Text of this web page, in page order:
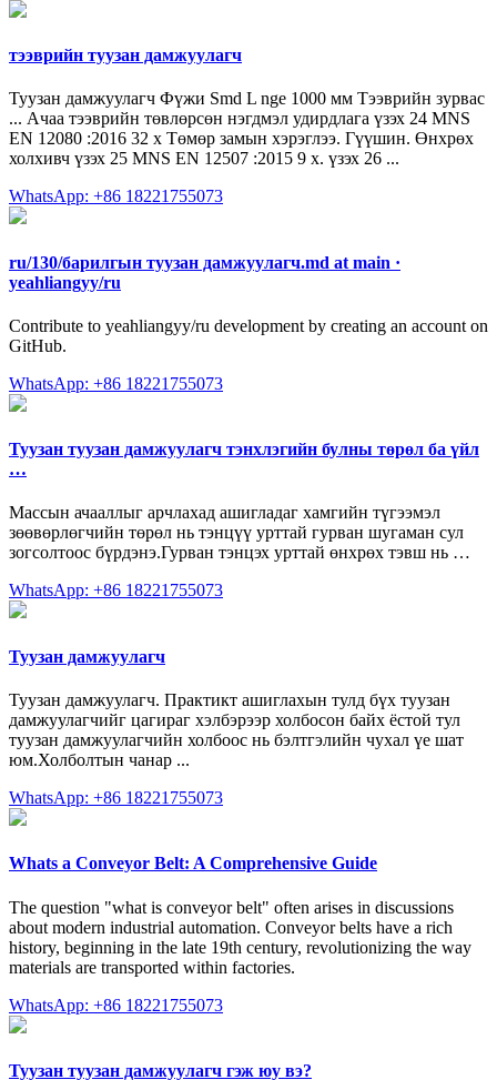
тээврийн туузан дамжуулагч
Туузан дамжуулагч Фүжи Smd L nge 1000 мм Тээврийн зурвас
... Ачаа тээврийн төвлөрсөн нэгдмэл удирдлага үзэх 24 MNS
EN 12080 :2016 32 х Төмөр замын хэрэглээ. Гүүшин. Өнхрөх
холхивч үзэх 25 MNS EN 12507 :2015 9 х. үзэх 26 ...
WhatsApp: +86 18221755073
ru/130/барилгын туузан дамжуулагч.md at main ·
yeahliangyy/ru
Contribute to yeahliangyy/ru development by creating an account on
GitHub.
WhatsApp: +86 18221755073
Туузан туузан дамжуулагч тэнхлэгийн булны төрөл ба үйл
…
Массын ачааллыг арчлахад ашигладаг хамгийн түгээмэл
зөөвөрлөгчийн төрөл нь тэнцүү урттай гурван шугаман сул
зогсолтоос бүрдэнэ.Гурван тэнцэх урттай өнхрөх тэвш нь …
WhatsApp: +86 18221755073
Туузан дамжуулагч
Туузан дамжуулагч. Практикт ашиглахын тулд бүх туузан
дамжуулагчийг цагираг хэлбэрээр холбосон байх ёстой тул
туузан дамжуулагчийн холбоос нь бэлтгэлийн чухал үе шат
юм.Холболтын чанар ...
WhatsApp: +86 18221755073
Whats a Conveyor Belt: A Comprehensive Guide
The question "what is conveyor belt" often arises in discussions
about modern industrial automation. Conveyor belts have a rich
history, beginning in the late 19th century, revolutionizing the way
materials are transported within factories.
WhatsApp: +86 18221755073
Туузан туузан дамжуулагч гэж юу вэ?